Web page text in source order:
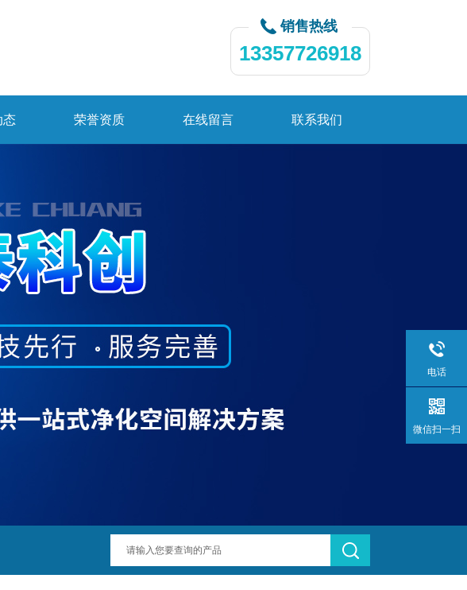
销售热线
13357726918
态 荣誉资质 在线留言 联系我们
电话
微信扫一扫